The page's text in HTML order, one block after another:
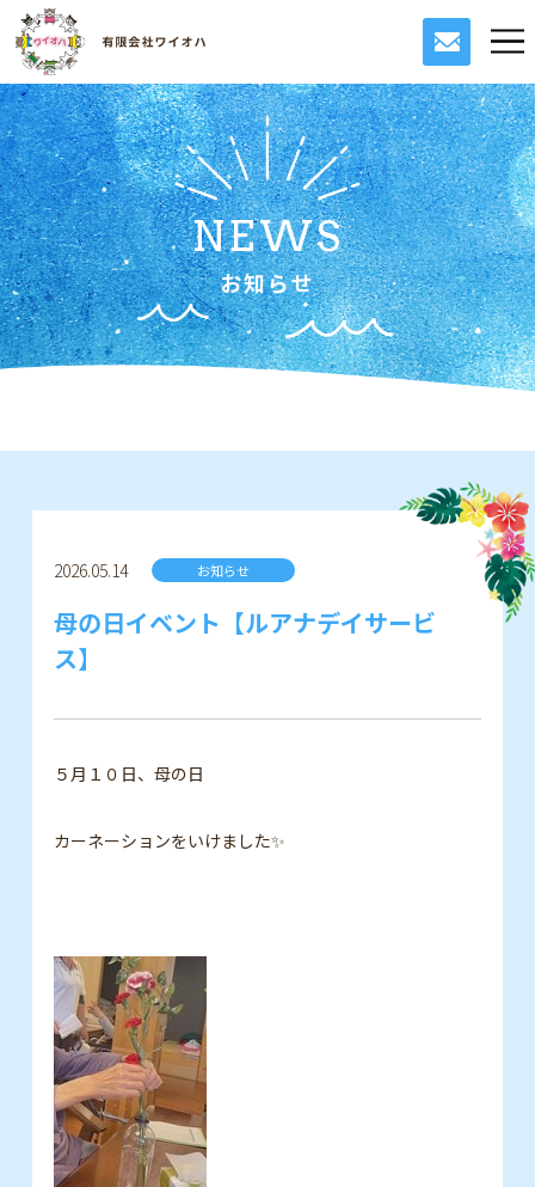
NEWS
お知らせ
2026.05.14 お知らせ
母の日イベント【ルアナデイサービ
ス】
５月１０日、母の日
カーネーションをいけました✨